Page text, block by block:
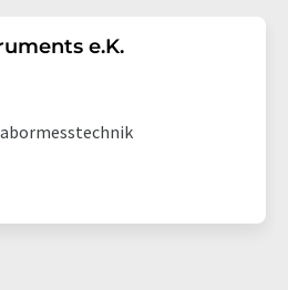
e.K.